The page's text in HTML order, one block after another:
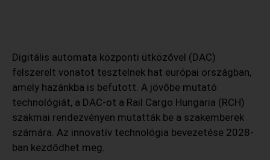
Digitális automata központi ütközővel (DAC)
felszerelt vonatot tesztelnek hat európai országban,
amely hazánkba is befutott. A jövőbe mutató
technológiát, a DAC-ot a Rail Cargo Hungaria (RCH)
szakmai rendezvényen mutatták be a szakemberek
számára. Az innovatív technológia bevezetése 2028-
ban kezdődhet meg.